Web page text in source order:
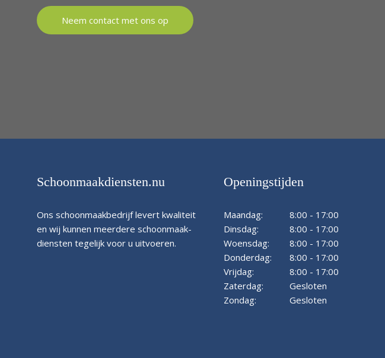
Neem contact met ons op
Schoonmaakdiensten.nu
Ons schoonmaakbedrijf levert kwaliteit
en wij kunnen meerdere schoonmaak-
diensten tegelijk voor u uitvoeren.
Openingstijden
Maandag:
8:00 - 17:00
Dinsdag:
8:00 - 17:00
Woensdag:
8:00 - 17:00
Donderdag:
8:00 - 17:00
Vrijdag:
8:00 - 17:00
Zaterdag:
Gesloten
Zondag:
Gesloten